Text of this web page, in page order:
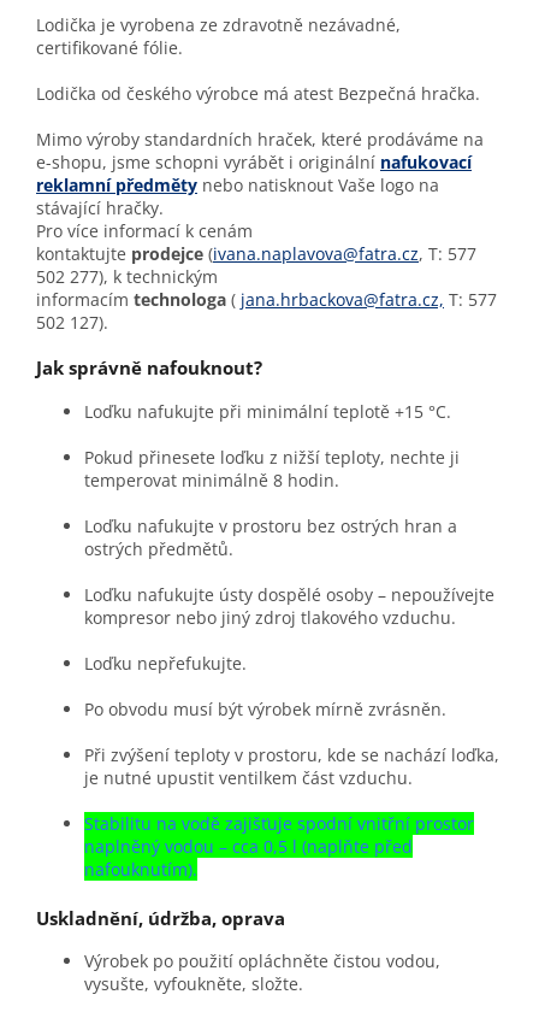
Lodička je vyrobena ze zdravotně nezávadné,
certifikované fólie.
Lodička od českého výrobce má atest Bezpečná hračka.
Mimo výroby standardních hraček, které prodáváme na
e-shopu, jsme schopni vyrábět i originální nafukovací
reklamní předměty nebo natisknout Vaše logo na
stávající hračky.
Pro více informací k cenám
kontaktujte prodejce (ivana.naplavova@fatra.cz, T: 577
502 277), k technickým
informacím technologa ( jana.hrbackova@fatra.cz, T: 577
502 127).
Jak správně nafouknout?
Loďku nafukujte při minimální teplotě +15 °C.
Pokud přinesete loďku z nižší teploty, nechte ji
temperovat minimálně 8 hodin.
Loďku nafukujte v prostoru bez ostrých hran a
ostrých předmětů.
Loďku nafukujte ústy dospělé osoby – nepoužívejte
kompresor nebo jiný zdroj tlakového vzduchu.
Loďku nepřefukujte.
Po obvodu musí být výrobek mírně zvrásněn.
Při zvýšení teploty v prostoru, kde se nachází loďka,
je nutné upustit ventilkem část vzduchu.
Stabilitu na vodě zajišťuje spodní vnitřní prostor
naplněný vodou – cca 0,5 l (naplňte před
nafouknutím).
Uskladnění, údržba, oprava
Výrobek po použití opláchněte čistou vodou,
vysušte, vyfoukněte, složte.